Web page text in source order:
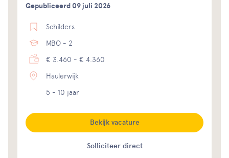
Gepubliceerd 09 juli 2026
Schilders
MBO - 2
€ 3.460 - € 4.360
Haulerwijk
5 - 10 jaar
Solliciteer direct
Bekijk vacature